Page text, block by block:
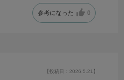
参考になった 0
【投稿日：2026.5.21】